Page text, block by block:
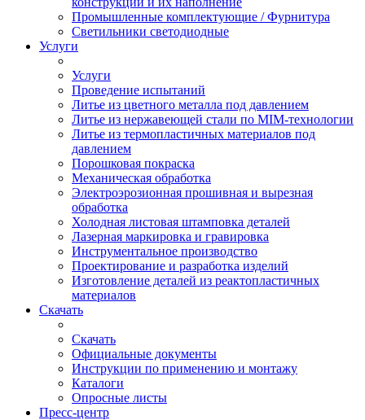
Промышленные комплектующие / Фурнитура
Светильники светодиодные
Услуги
Услуги
Проведение испытаний
Литье из цветного металла под давлением
Литье из нержавеющей стали по MIM-технологии
Литье из термопластичных материалов под
давлением
Порошковая покраска
Механическая обработка
Электроэрозионная прошивная и вырезная
обработка
Холодная листовая штамповка деталей
Лазерная маркировка и гравировка
Инструментальное производство
Проектирование и разработка изделий
Изготовление деталей из реактопластичных
материалов
Скачать
Скачать
Официальные документы
Инструкции по применению и монтажу
Каталоги
Опросные листы
Пресс-центр